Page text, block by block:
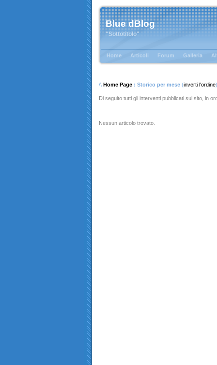
Blue dBlog
"Sottotitolo"
Home Articoli Forum Galleria
\\ Home Page : Storico per mese (inverti l'ordine)
Di seguito tutti gli interventi pubblicati sul sito, in
Nessun articolo trovato.